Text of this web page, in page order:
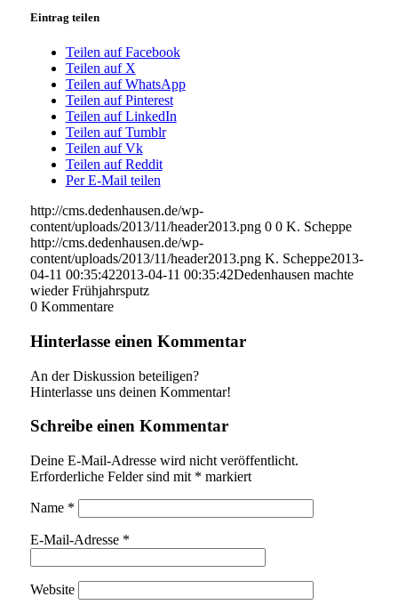
Eintrag teilen
Teilen auf Facebook
Teilen auf X
Teilen auf WhatsApp
Teilen auf Pinterest
Teilen auf LinkedIn
Teilen auf Tumblr
Teilen auf Vk
Teilen auf Reddit
Per E-Mail teilen
http://cms.dedenhausen.de/wp-
content/uploads/2013/11/header2013.png 0 0 K. Scheppe
http://cms.dedenhausen.de/wp-
content/uploads/2013/11/header2013.png K. Scheppe2013-
04-11 00:35:422013-04-11 00:35:42Dedenhausen machte
wieder Frühjahrsputz
0 Kommentare
Hinterlasse einen Kommentar
An der Diskussion beteiligen?
Hinterlasse uns deinen Kommentar!
Schreibe einen Kommentar
Deine E-Mail-Adresse wird nicht veröffentlicht.
Erforderliche Felder sind mit * markiert
Name *
E-Mail-Adresse *
Website